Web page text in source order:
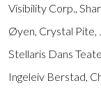
Visibility Corp.,
Øyen, Crystal Pite,
Stellaris Dans
Ingeleiv Berstad,